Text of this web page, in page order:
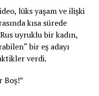
lüks yaşam ve ilişki
kısa sürede
uyruklu bir kadın,
bir eş adayı
verdi.
Boş!”